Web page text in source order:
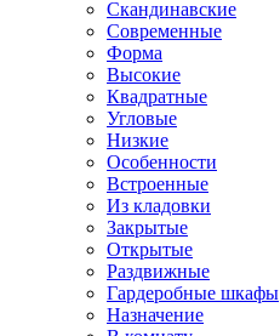
Скандинавские
Современные
Форма
Высокие
Квадратные
Угловые
Низкие
Особенности
Встроенные
Из кладовки
Закрытые
Открытые
Раздвижные
Гардеробные шкафы
Назначение